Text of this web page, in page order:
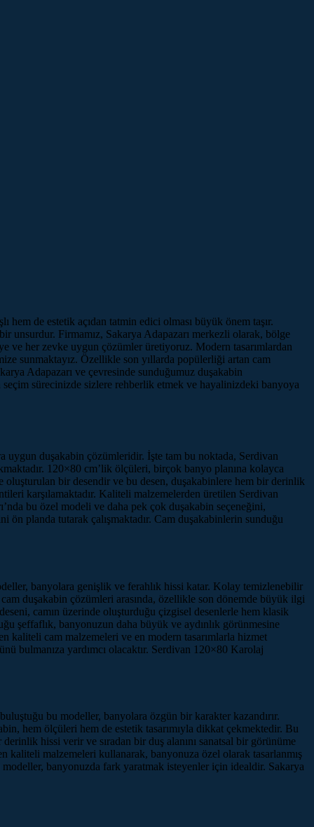
hem de estetik açıdan tatmin edici olması büyük önem taşır.
unsurdur. Firmamız, Sakarya Adapazarı merkezli olarak, bölge
ve her zevke uygun çözümler üretiyoruz. Modern tasarımlardan
sunmaktayız. Özellikle son yıllarda popülerliği artan cam
Adapazarı ve çevresinde sunduğumuz duşakabin
sürecinizde sizlere rehberlik etmek ve hayalinizdeki banyoya
uygun duşakabin çözümleridir. İşte tam bu noktada, Serdivan
120×80 cm’lik ölçüleri, birçok banyo planına kolayca
bir desendir ve bu desen, duşakabinlere hem bir derinlik
karşılamaktadır. Kaliteli malzemelerden üretilen Serdivan
bu özel modeli ve daha pek çok duşakabin seçeneğini,
ön planda tutarak çalışmaktadır. Cam duşakabinlerin sunduğu
banyolara genişlik ve ferahlık hissi katar. Kolay temizlenebilir
duşakabin çözümleri arasında, özellikle son dönemde büyük ilgi
camın üzerinde oluşturduğu çizgisel desenlerle hem klasik
şeffaflık, banyonuzun daha büyük ve aydınlık görünmesine
kaliteli cam malzemeleri ve en modern tasarımlarla hizmet
bulmanıza yardımcı olacaktır. Serdivan 120×80 Karolaj
bu modeller, banyolara özgün bir karakter kazandırır.
hem ölçüleri hem de estetik tasarımıyla dikkat çekmektedir. Bu
hissi verir ve sıradan bir duş alanını sanatsal bir görünüme
kaliteli malzemeleri kullanarak, banyonuza özel olarak tasarlanmış
banyonuzda fark yaratmak isteyenler için idealdir. Sakarya